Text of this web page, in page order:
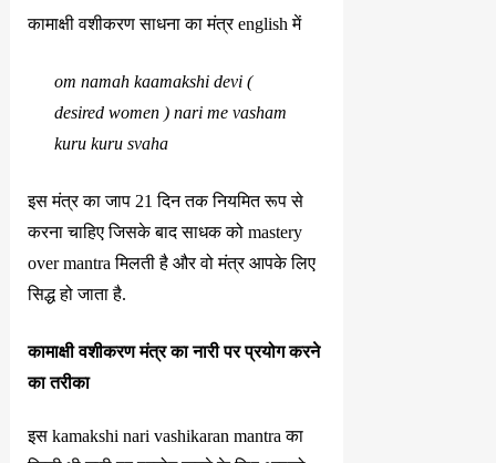
कामाक्षी वशीकरण साधना का मंत्र english में
om namah kaamakshi devi (
desired women ) nari me vasham
kuru kuru svaha
इस मंत्र का जाप 21 दिन तक नियमित रूप से
करना चाहिए जिसके बाद साधक को mastery
over mantra मिलती है और वो मंत्र आपके लिए
सिद्ध हो जाता है.
कामाक्षी वशीकरण मंत्र का नारी पर प्रयोग करने
का तरीका
इस kamakshi nari vashikaran mantra का